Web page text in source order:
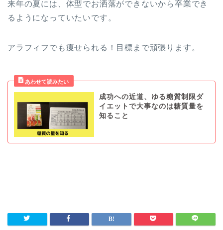
来年の夏には、体型でお洒落ができないから卒業でき
るようになっていたいです。
アラフィフでも痩せられる！目標まで頑張ります。
成功への近道、ゆる糖質制限ダ
イエットで大事なのは糖質量を
知ること